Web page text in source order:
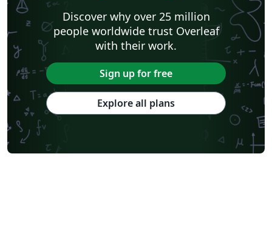
Discover why over 25 million
people worldwide trust Overleaf
with their work.
Sign up for free
Explore all plans